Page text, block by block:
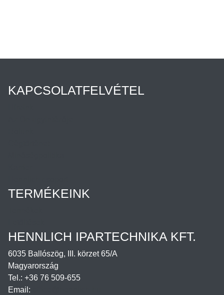
KAPCSOLATFELVÉTEL
TERMÉKEINK
HENNLICH IPARTECHNIKA KFT.
6035 Ballószög, III. körzet 65/A
Magyarország
Tel.: +36 76 509-655
Email: